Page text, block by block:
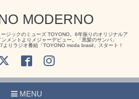
MODERNO
ジックのミューズ TOYONO。6年振りのオリジナルア
メントよりメジャーデビュー。「黒髪のサンバ」
りラジオ番組「TOYONO moda brasil」スタート！
MENU